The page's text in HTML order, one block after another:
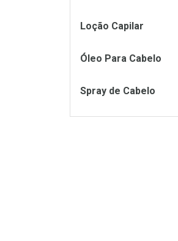
Loção Capilar
Óleo Para Cabelo
Spray de Cabelo